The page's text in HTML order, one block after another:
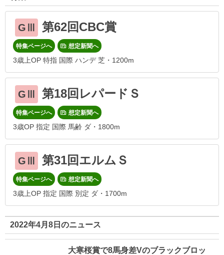
GⅢ 第62回CBC賞
特集ページへ 想定新聞へ
3歳上OP 特指 国際 ハンデ 芝・1200m
GⅢ 第18回レパードＳ
特集ページへ 想定新聞へ
3歳OP 指定 国際 馬齢 ダ・1800m
GⅢ 第31回エルムＳ
特集ページへ 想定新聞へ
3歳上OP 指定 国際 別定 ダ・1700m
2022年4月8日のニュース
大寒桜賞で8馬身差Vのブラックブロッ